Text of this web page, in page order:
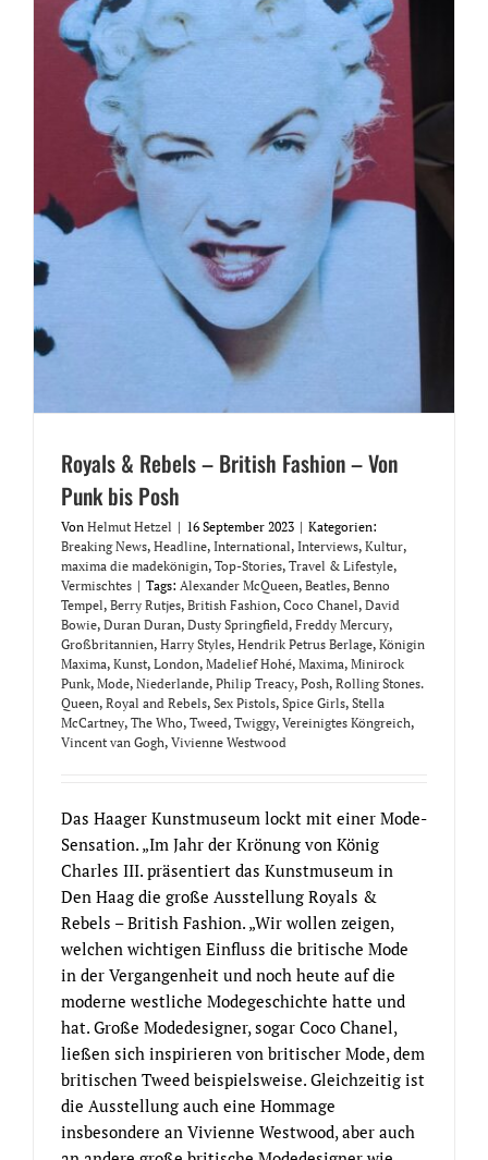
Royals & Rebels – British Fashion – Von
Punk bis Posh
Von Helmut Hetzel | 16 September 2023 | Kategorien:
Breaking News, Headline, International, Interviews, Kultur,
maxima die madekönigin, Top-Stories, Travel & Lifestyle,
Vermischtes | Tags: Alexander McQueen, Beatles, Benno
Tempel, Berry Rutjes, British Fashion, Coco Chanel, David
Bowie, Duran Duran, Dusty Springfield, Freddy Mercury,
Großbritannien, Harry Styles, Hendrik Petrus Berlage, Königin
Maxima, Kunst, London, Madelief Hohé, Maxima, Minirock
Punk, Mode, Niederlande, Philip Treacy, Posh, Rolling Stones.
Queen, Royal and Rebels, Sex Pistols, Spice Girls, Stella
McCartney, The Who, Tweed, Twiggy, Vereinigtes Köngreich,
Vincent van Gogh, Vivienne Westwood
Das Haager Kunstmuseum lockt mit einer Mode-
Sensation. „Im Jahr der Krönung von König
Charles III. präsentiert das Kunstmuseum in
Den Haag die große Ausstellung Royals &
Rebels – British Fashion. „Wir wollen zeigen,
welchen wichtigen Einfluss die britische Mode
in der Vergangenheit und noch heute auf die
moderne westliche Modegeschichte hatte und
hat. Große Modedesigner, sogar Coco Chanel,
ließen sich inspirieren von britischer Mode, dem
britischen Tweed beispielsweise. Gleichzeitig ist
die Ausstellung auch eine Hommage
insbesondere an Vivienne Westwood, aber auch